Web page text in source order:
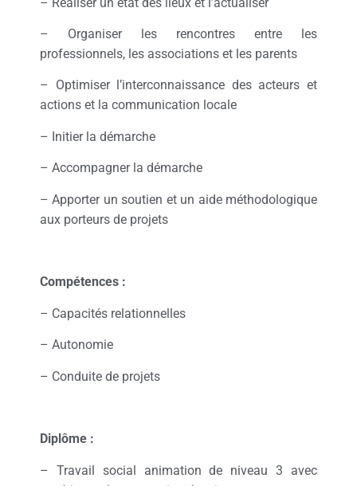
– Organiser les rencontres entre les
professionnels, les associations et les parents
– Optimiser l’interconnaissance des acteurs et
actions et la communication locale
– Initier la démarche
– Accompagner la démarche
– Apporter un soutien et un aide méthodologique
aux porteurs de projets
Compétences :
– Capacités relationnelles
– Autonomie
– Conduite de projets
Diplôme :
– Travail social animation de niveau 3 avec